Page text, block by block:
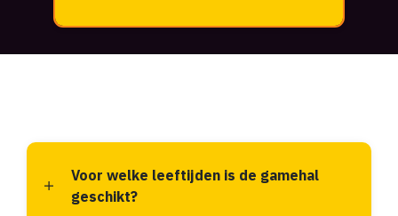
Voor welke leeftijden is de gamehal
geschikt?